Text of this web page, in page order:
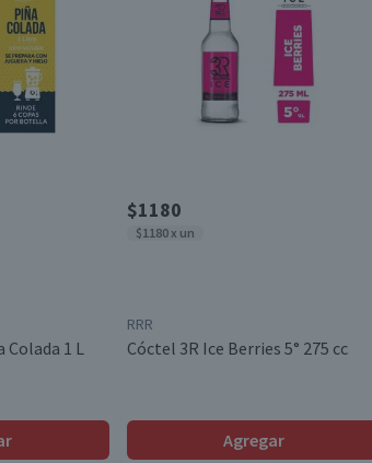
Colada 1 L
$1180
$1180 x un
RRR
Cóctel 3R Ice Berries 5° 275 cc
Agregar